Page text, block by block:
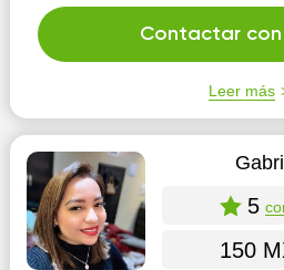
Contactar
Leer más
5
150